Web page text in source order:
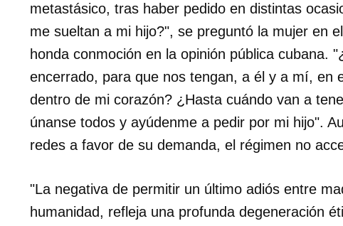
Para poder guardar como favorito,
cuenta de 14ymedio.
metastásico, tras haber pedido en distintas
me sueltan a mi hijo?", se preguntó la mujer en
honda conmoción en la opinión pública cubana.
encerrado, para que nos tengan, a él y a mí, en
dentro de mi corazón? ¿Hasta cuándo van a
únanse todos y ayúdenme a pedir por mi hijo".
redes a favor de su demanda, el régimen no
"La negativa de permitir un último adiós entre
humanidad, refleja una profunda degeneración